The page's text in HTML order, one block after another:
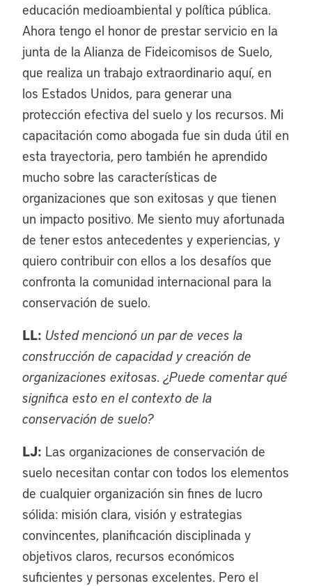
educación medioambiental y política pública.
Ahora tengo el honor de prestar servicio en la
junta de la Alianza de Fideicomisos de Suelo,
que realiza un trabajo extraordinario aquí, en
los Estados Unidos, para generar una
protección efectiva del suelo y los recursos. Mi
capacitación como abogada fue sin duda útil en
esta trayectoria, pero también he aprendido
mucho sobre las características de
organizaciones que son exitosas y que tienen
un impacto positivo. Me siento muy afortunada
de tener estos antecedentes y experiencias, y
quiero contribuir con ellos a los desafíos que
confronta la comunidad internacional para la
conservación de suelo.
LL: Usted mencionó un par de veces la
construcción de capacidad y creación de
organizaciones exitosas. ¿Puede comentar qué
significa esto en el contexto de la
conservación de suelo?
LJ: Las organizaciones de conservación de
suelo necesitan contar con todos los elementos
de cualquier organización sin fines de lucro
sólida: misión clara, visión y estrategias
convincentes, planificación disciplinada y
objetivos claros, recursos económicos
suficientes y personas excelentes. Pero el